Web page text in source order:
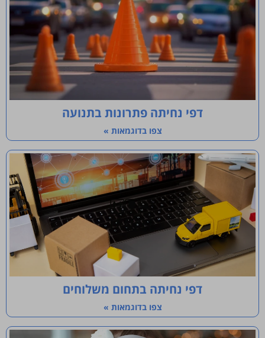
דפי נחיתה פתרונות בתנועה
צפו בדוגמאות »
דפי נחיתה בתחום משלוחים
צפו בדוגמאות »